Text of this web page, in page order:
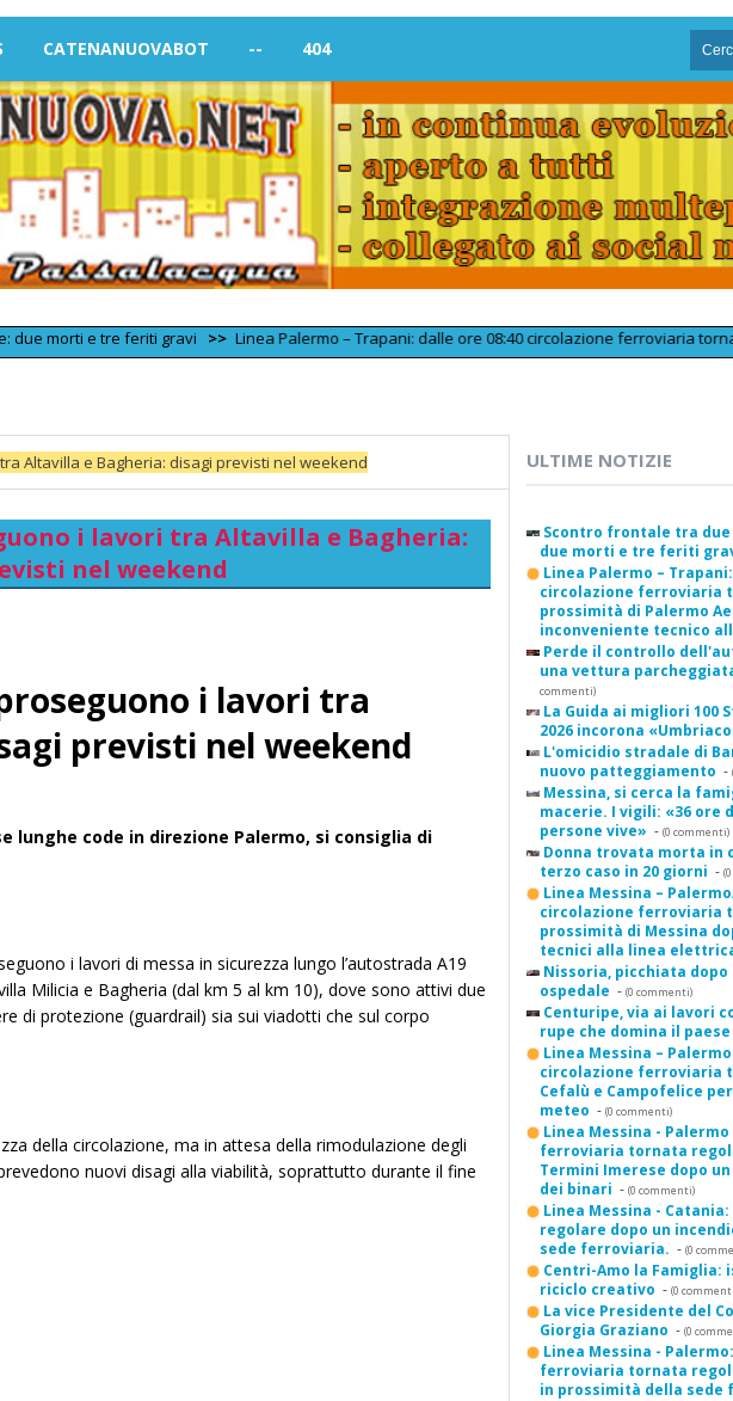
CATENANUOVABOT -- 404
e tre feriti gravi >> Linea Palermo – Trapani: dalle ore 08:40 circolazione ferroviaria tornata
Altavilla e Bagheria: disagi previsti nel weekend
i lavori tra Altavilla e Bagheria:
nel weekend
i lavori tra
previsti nel weekend
lunghe code in direzione Palermo, si consiglia di
i lavori di messa in sicurezza lungo l’autostrada A19
Milicia e Bagheria (dal km 5 al km 10), dove sono attivi due
di protezione (guardrail) sia sui viadotti che sul corpo
della circolazione, ma in attesa della rimodulazione degli
nuovi disagi alla viabilità, soprattutto durante il fine
ULTIME NOTIZIE
Scontro frontale tra
due morti e tre feriti
Linea Palermo –
circolazione ferroviaria
prossimità di Palermo
inconveniente tecnico
Perde il controllo
una vettura
commenti)
La Guida ai migliori 100
2026 incorona
L'omicidio stradale di
nuovo patteggiamento -
Messina, si cerca la
macerie. I vigili: «36 ore
persone vive» - (0 commenti)
Donna trovata morta in
terzo caso in 20 giorni -
Linea Messina –
circolazione ferroviaria
prossimità di Messina
tecnici alla linea
Nissoria, picchiata
ospedale - (0 commenti)
Centuripe, via ai lavori
rupe che domina il paese
Linea Messina –
circolazione ferroviaria
Cefalù e Campofelice
meteo - (0 commenti)
Linea Messina -
ferroviaria tornata
Termini Imerese dopo
dei binari - (0 commenti)
Linea Messina -
regolare dopo un
sede ferroviaria. - (0
Centri-Amo la
riciclo creativo - (0
La vice Presidente del
Giorgia Graziano - (0
Linea Messina -
ferroviaria tornata
in prossimità della sede